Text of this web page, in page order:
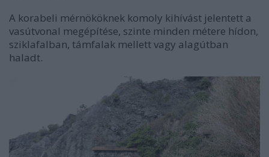
A korabeli mérnököknek komoly kihívást jelentett a
vasútvonal megépítése, szinte minden métere hídon,
sziklafalban, támfalak mellett vagy alagútban
haladt.